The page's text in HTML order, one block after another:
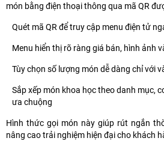
món bằng điện thoại thông qua mã QR
Quét mã QR để truy cập menu điện tử
Menu hiển thị rõ ràng giá bán, hình ảnh
Tùy chọn số lượng món dễ dàng chỉ với
Sắp xếp món khoa học theo danh mục,
ưa chuộng
Hình thức gọi món này giúp rút ngắn
nâng cao trải nghiệm hiện đại cho khách